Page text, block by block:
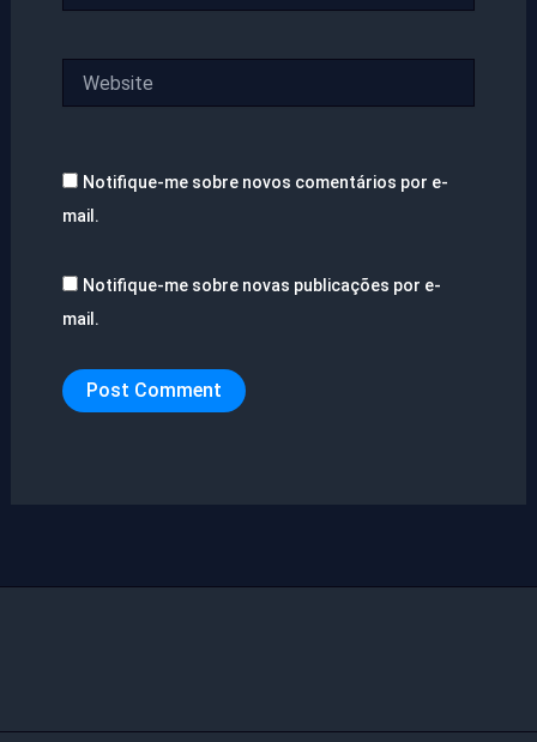
Notifique-me sobre novos comentários por e-
mail.
Notifique-me sobre novas publicações por e-
mail.